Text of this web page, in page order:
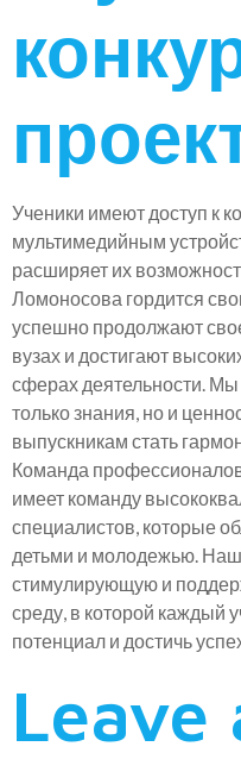
Ученики имеют доступ к
мультимедийным
расширяет их
Ломоносова гордится
успешно продолжают
вузах и достигают
сферах деятельности.
только знания, но и
выпускникам стать
Команда
имеет команду
специалистов, которые
детьми и молодежью.
стимулирующую и
среду, в которой каждый
потенциал и достичь
Leave